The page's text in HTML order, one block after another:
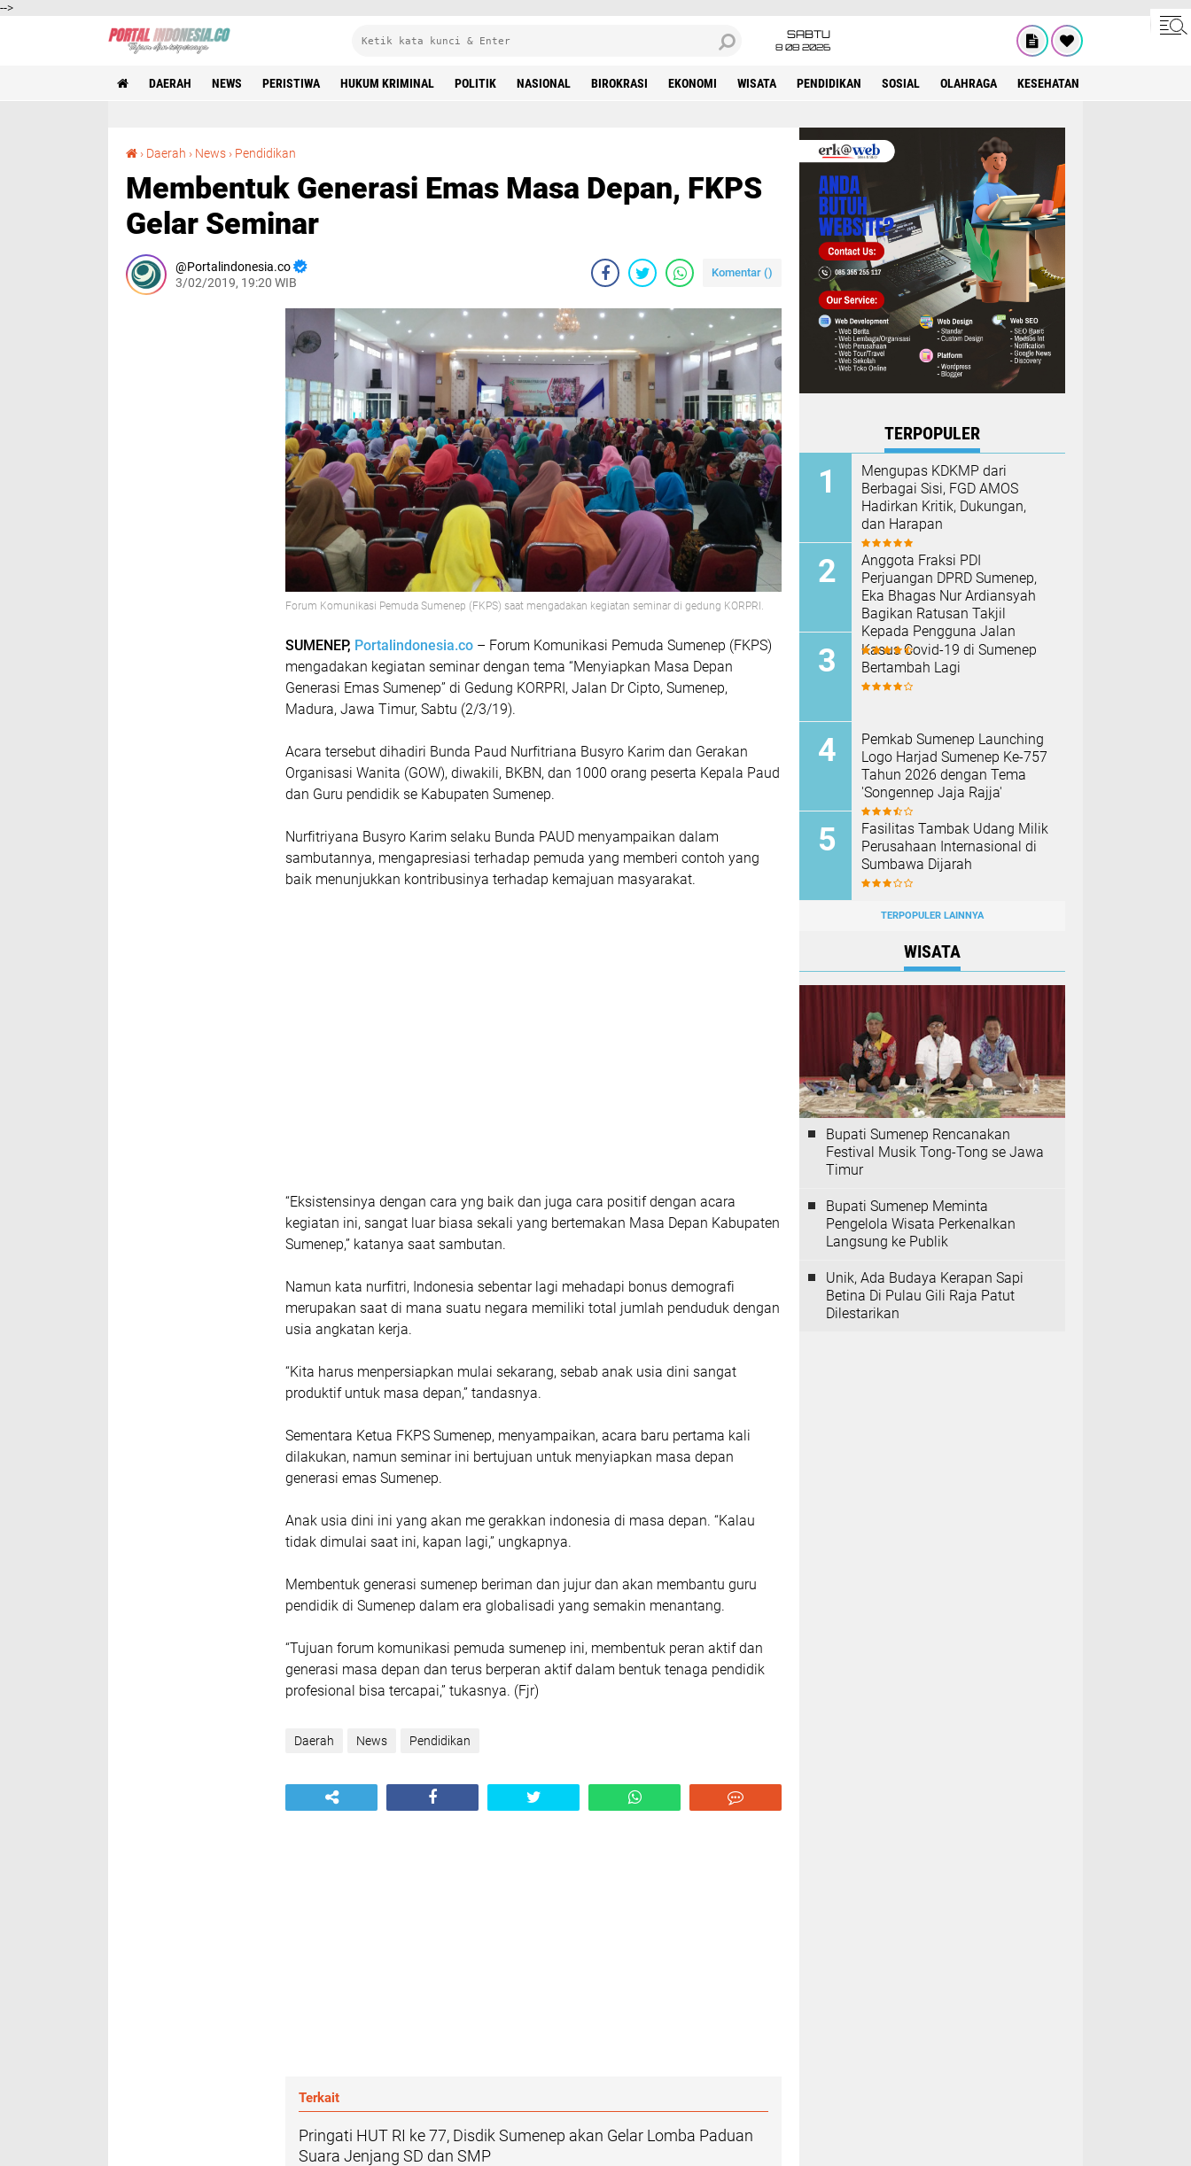
-->
SABTU
8 08 2026
DAERAH NEWS PERISTIWA HUKUM KRIMINAL POLITIK NASIONAL BIROKRASI EKONOMI WISATA PENDIDIKAN SOSIAL OLAHRAGA KESEHATAN
› Daerah › News › Pendidikan
Membentuk Generasi Emas Masa Depan, FKPS
Gelar Seminar
Portalindonesia.co
3/02/2019, 19:20 WIB
Komentar ()
Forum Komunikasi Pemuda Sumenep (FKPS) saat mengadakan kegiatan seminar di gedung KORPRI.
SUMENEP, Portalindonesia.co – Forum Komunikasi Pemuda Sumenep (FKPS)
mengadakan kegiatan seminar dengan tema “Menyiapkan Masa Depan
Generasi Emas Sumenep” di Gedung KORPRI, Jalan Dr Cipto, Sumenep,
Madura, Jawa Timur, Sabtu (2/3/19).
Acara tersebut dihadiri Bunda Paud Nurfitriana Busyro Karim dan Gerakan
Organisasi Wanita (GOW), diwakili, BKBN, dan 1000 orang peserta Kepala Paud
dan Guru pendidik se Kabupaten Sumenep.
Nurfitriyana Busyro Karim selaku Bunda PAUD menyampaikan dalam
sambutannya, mengapresiasi terhadap pemuda yang memberi contoh yang
baik menunjukkan kontribusinya terhadap kemajuan masyarakat.
“Eksistensinya dengan cara yng baik dan juga cara positif dengan acara
kegiatan ini, sangat luar biasa sekali yang bertemakan Masa Depan Kabupaten
Sumenep,” katanya saat sambutan.
Namun kata nurfitri, Indonesia sebentar lagi mehadapi bonus demografi
merupakan saat di mana suatu negara memiliki total jumlah penduduk dengan
usia angkatan kerja.
“Kita harus menpersiapkan mulai sekarang, sebab anak usia dini sangat
produktif untuk masa depan,” tandasnya.
Sementara Ketua FKPS Sumenep, menyampaikan, acara baru pertama kali
dilakukan, namun seminar ini bertujuan untuk menyiapkan masa depan
generasi emas Sumenep.
Anak usia dini ini yang akan me gerakkan indonesia di masa depan. “Kalau
tidak dimulai saat ini, kapan lagi,” ungkapnya.
Membentuk generasi sumenep beriman dan jujur dan akan membantu guru
pendidik di Sumenep dalam era globalisadi yang semakin menantang.
“Tujuan forum komunikasi pemuda sumenep ini, membentuk peran aktif dan
generasi masa depan dan terus berperan aktif dalam bentuk tenaga pendidik
profesional bisa tercapai,” tukasnya. (Fjr)
Daerah News Pendidikan
Terkait
Pringati HUT RI ke 77, Disdik Sumenep akan Gelar Lomba Paduan
Suara Jenjang SD dan SMP
TERPOPULER
Mengupas KDKMP dari
Berbagai Sisi, FGD AMOS
Hadirkan Kritik, Dukungan,
dan Harapan
Anggota Fraksi PDI
Perjuangan DPRD Sumenep,
Eka Bhagas Nur Ardiansyah
Bagikan Ratusan Takjil
Kepada Pengguna Jalan
Kasus Covid-19 di Sumenep
Bertambah Lagi
Pemkab Sumenep Launching
Logo Harjad Sumenep Ke-757
Tahun 2026 dengan Tema
'Songennep Jaja Rajja'
Fasilitas Tambak Udang Milik
Perusahaan Internasional di
Sumbawa Dijarah
TERPOPULER LAINNYA
WISATA
Bupati Sumenep Rencanakan
Festival Musik Tong-Tong se Jawa
Timur
Bupati Sumenep Meminta
Pengelola Wisata Perkenalkan
Langsung ke Publik
Unik, Ada Budaya Kerapan Sapi
Betina Di Pulau Gili Raja Patut
Dilestarikan